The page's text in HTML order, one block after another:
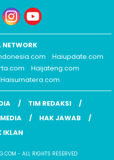
NETWORK
Haiupdate.com
Haijateng.com
Haisumatera.com
TIM REDAKSI
HAK JAWAB
IKLAN
- ALL RIGHTS RESERVED